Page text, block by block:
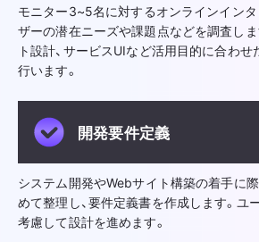
モニター3~5名に対するオンラインインタ
ザーの潜在ニーズや課題点などを調査し
ト設計、サービスUIなど活用目的に合わ
行います。
開発要件定義
システム開発やWebサイト構築の着手に
めて整理し、要件定義書を作成します。ユ
考慮して設計を進めます。